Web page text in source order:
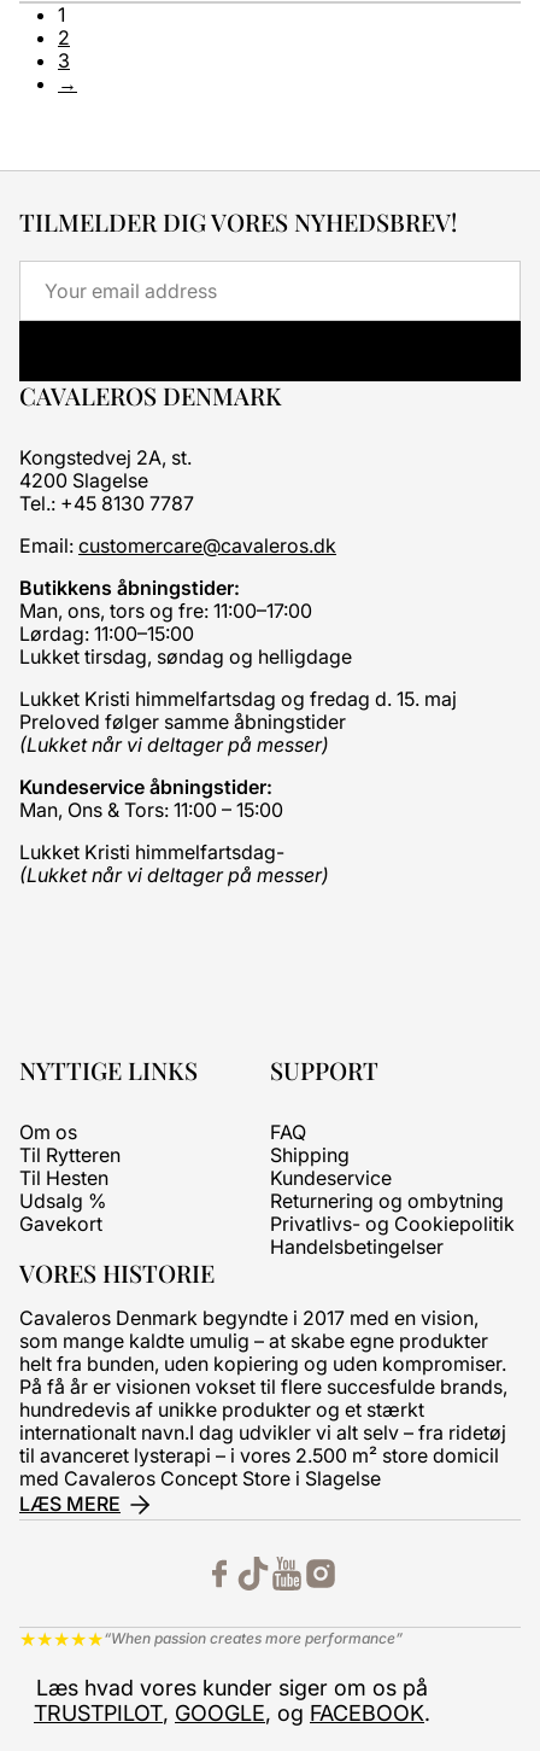
1
2
3
→
VORES HISTORIE
Cavaleros Denmark begyndte i 2017 med en vision,
som mange kaldte umulig – at skabe egne produkter
helt fra bunden, uden kopiering og uden kompromiser.
På få år er visionen vokset til flere succesfulde brands,
hundredevis af unikke produkter og et stærkt
internationalt navn.I dag udvikler vi alt selv – fra ridetøj
til avanceret lysterapi – i vores 2.500 m² store domicil
med Cavaleros Concept Store i Slagelse
LÆS MERE
★★★★★“When passion creates more performance”
Læs hvad vores kunder siger om os på
TRUSTPILOT, GOOGLE, og FACEBOOK.
TILMELDER DIG VORES NYHEDSBREV!
Email
CAVALEROS DENMARK
Kongstedvej 2A, st.
4200 Slagelse
Tel.: +45 8130 7787
Email: customercare@cavaleros.dk
Butikkens åbningstider:
Man, ons, tors og fre: 11:00–17:00
Lørdag: 11:00–15:00
Lukket tirsdag, søndag og helligdage
Lukket Kristi himmelfartsdag og fredag d. 15. maj
Preloved følger samme åbningstider
(Lukket når vi deltager på messer)
Kundeservice åbningstider:
Man, Ons & Tors: 11:00 – 15:00
Lukket Kristi himmelfartsdag-
(Lukket når vi deltager på messer)
NYTTIGE LINKS
Om os
Til Rytteren
Til Hesten
Udsalg %
Gavekort
SUPPORT
FAQ
Shipping
Kundeservice
Returnering og ombytning
Privatlivs- og Cookiepolitik
Handelsbetingelser